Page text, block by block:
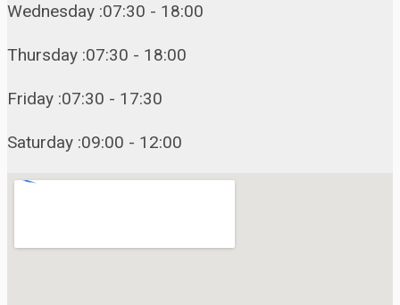
Wednesday :07:30 - 18:00
Thursday :07:30 - 18:00
Friday :07:30 - 17:30
Saturday :09:00 - 12:00